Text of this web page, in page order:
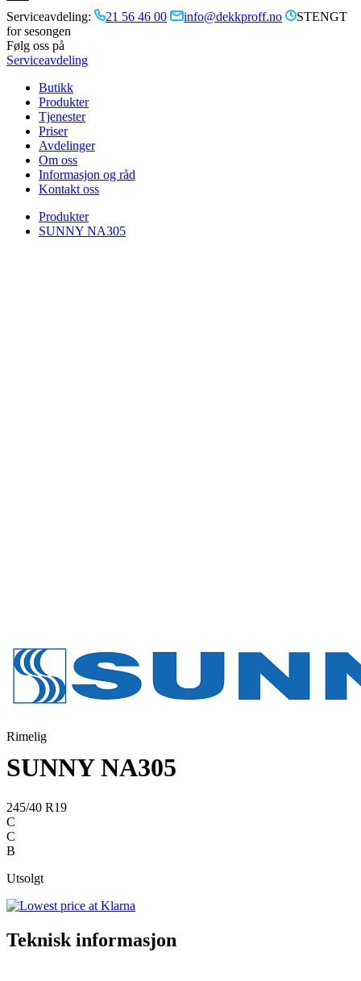
Serviceavdeling: 21 56 46 00 info@dekkproff.no
STENGT
for sesongen
Følg oss på
Serviceavdeling
Butikk
Produkter
Tjenester
Priser
Avdelinger
Om oss
Informasjon og råd
Kontakt oss
Produkter
SUNNY NA305
Rimelig
SUNNY NA305
245/40 R19
C
C
B
Utsolgt
Teknisk informasjon